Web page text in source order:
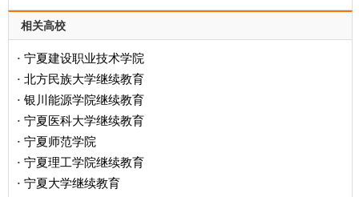
相关高校
· 宁夏建设职业技术学院
· 北方民族大学继续教育
· 银川能源学院继续教育
· 宁夏医科大学继续教育
· 宁夏师范学院
· 宁夏理工学院继续教育
· 宁夏大学继续教育